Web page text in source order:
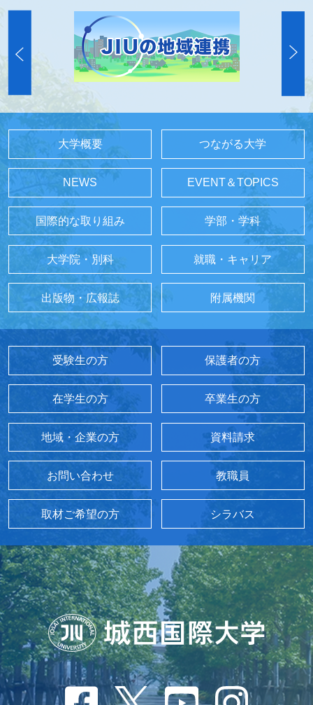
大学概要 つながる大学
NEWS EVENT＆TOPICS
国際的な取り組み 学部・学科
大学院・別科 就職・キャリア
出版物・広報誌 附属機関
受験生の方 保護者の方
在学生の方 卒業生の方
地域・企業の方 資料請求
お問い合わせ 教職員
取材ご希望の方 シラバス